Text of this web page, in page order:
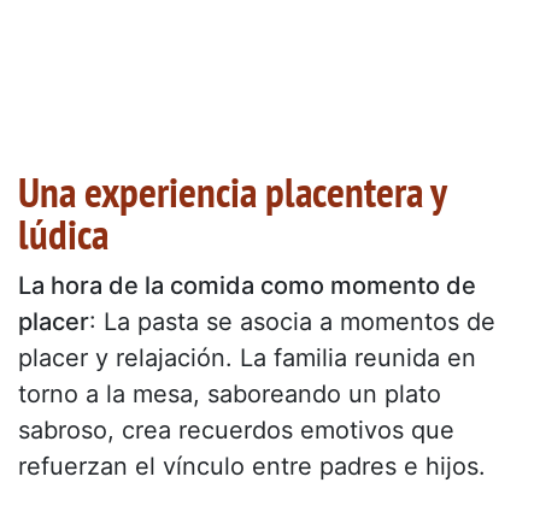
Una experiencia placentera y
lúdica
La hora de la comida como momento de
placer: La pasta se asocia a momentos de
placer y relajación. La familia reunida en
torno a la mesa, saboreando un plato
sabroso, crea recuerdos emotivos que
refuerzan el vínculo entre padres e hijos.